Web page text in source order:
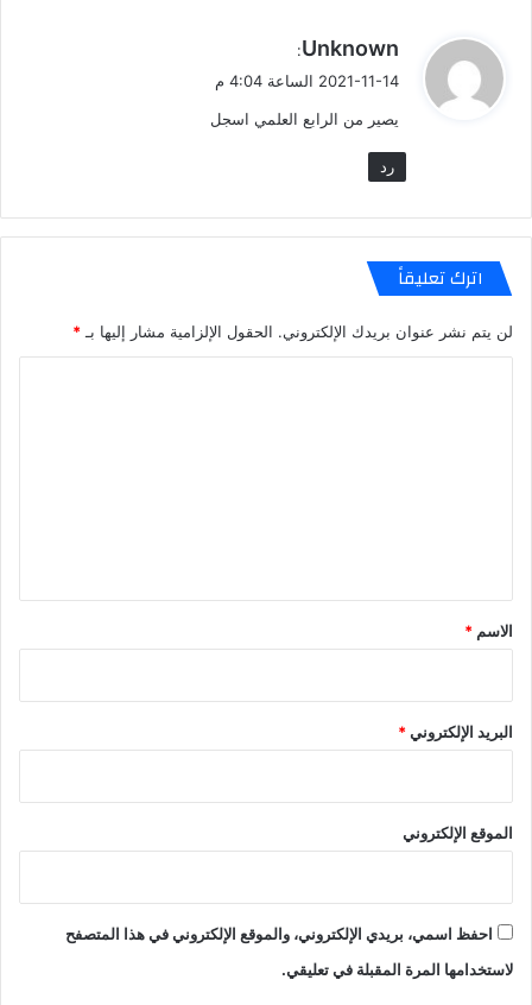
ي
ل
Unknown
:
2021-11-14 الساعة 4:04 م
يصير من الرابع العلمي اسجل
رد
اترك تعليقاً
لن يتم نشر عنوان بريدك الإلكتروني. الحقول الإلزامية مشار إليها بـ *
*
الاسم *
البريد الإلكتروني*
الموقع الإلكتروني
احفظ اسمي، بريدي الإلكتروني، والموقع الإلكتروني في هذا المتصفح
لاستخدامها المرة المقبلة في تعليقي.